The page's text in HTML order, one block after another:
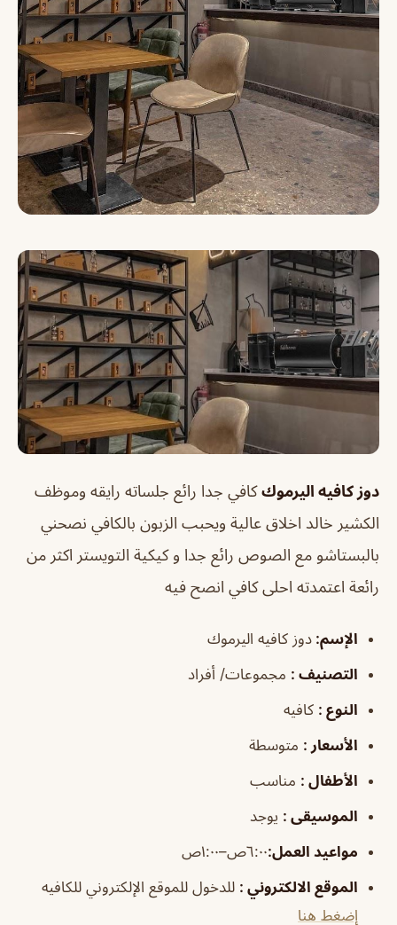
دوز كافيه اليرموك كافي جدا رائع جلساته رايقه وموظف
الكشير خالد اخلاق عالية ويحبب الزبون بالكافي نصحني
بالبستاشو مع الصوص رائع جدا و كيكية التويستر اكثر من
رائعة اعتمدته احلى كافي انصح فيه
الإسم: دوز كافيه اليرموك
التصنيف : مجموعات/ أفراد
النوع : كافيه
الأسعار : متوسطة
الأطفال : مناسب
الموسيقى : يوجد
مواعيد العمل:٦:٠٠ص–١:٠٠ص
الموقع الالكتروني : للدخول للموقع الإلكتروني للكافيه
إضغط هنا